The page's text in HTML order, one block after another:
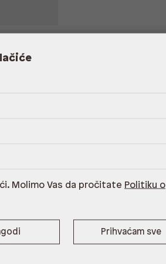
Aldo
Molimo Vas da pročitate Politiku o
Prihvaćam sve